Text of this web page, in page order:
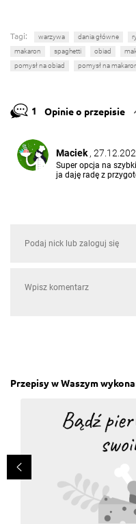
Tagi: warzywa dania główne
makaron
spaghetti obiad
pomysł na obiad
pomysł na
1 Opinie o przepisie
Maciek,
Super opcja na
ja daję radę z
Przepisy w Waszym